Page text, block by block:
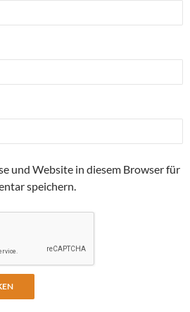
und Website in diesem Browser für
speichern.